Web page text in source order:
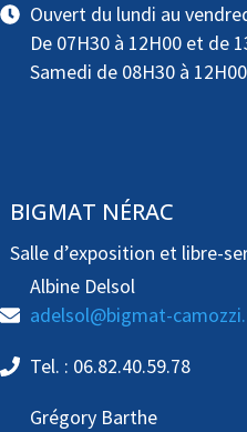
Ouvert du lundi au
De 07H30 à 12H00 et de
Samedi de 08H30 à
BIGMAT NÉRAC
Salle d’exposition et libre-
Albine Delsol
adelsol@bigmat-
Tel. : 06.82.40.59.78
Grégory Barthe